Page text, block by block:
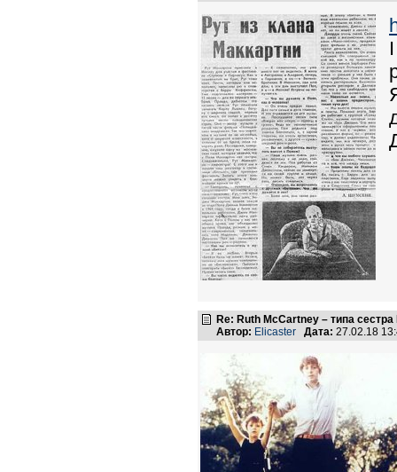
Re: Ruth McCartney – типа сестра
Автор: Elicaster Дата: 27.02.18